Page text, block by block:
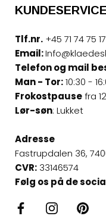
KUNDESERVICE
Tlf.nr. +45 71 74 75 17
Email:
Telefon og mail
Man - Tor:10:30 -
Frokostpausefra
Lør-søn: Lukket
Adresse
Fastrupdalen 36,
CVR: 33146574
Følg os på de